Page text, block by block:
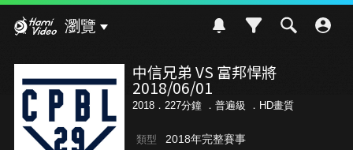
瀏覽
中信兄弟 VS 富邦悍將
2018/06/01
2018．227分鐘 ． 普遍級 ．HD畫質
類型 2018年完整賽事